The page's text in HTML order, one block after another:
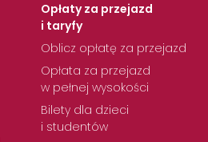
Opłaty za przejazd
i taryfy
Oblicz opłatę za przejazd
Opłata za przejazd
w pełnej wysokości
Bilety dla dzieci
i studentów